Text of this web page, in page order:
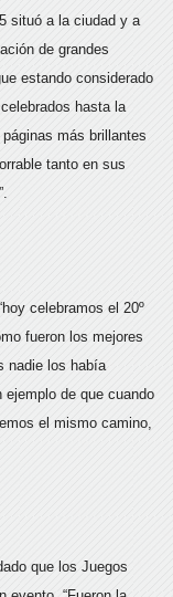
situó a la ciudad y a
de grandes
estando considerado
hasta la
más brillantes
tanto en sus
celebramos el 20º
fueron los mejores
nadie los había
de que cuando
el mismo camino,
que los Juegos